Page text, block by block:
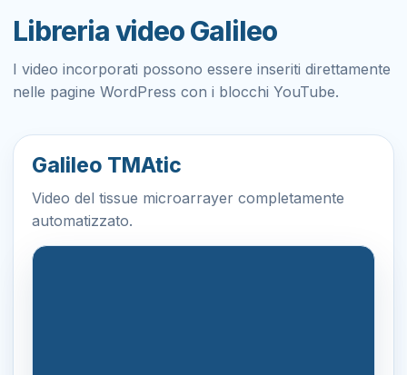
Libreria video Galileo
I video incorporati possono essere inseriti direttamente
nelle pagine WordPress con i blocchi YouTube.
Galileo TMAtic
Video del tissue microarrayer completamente
automatizzato.